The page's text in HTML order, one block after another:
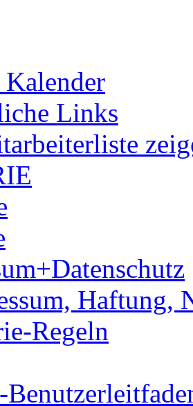
Links
Haftung,
Regeln